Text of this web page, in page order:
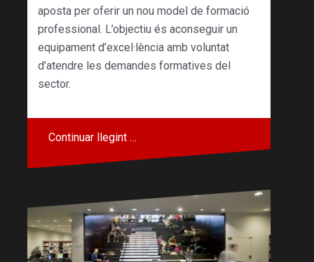
aposta per oferir un nou model de formació
professional. L’objectiu és aconseguir un
equipament d’excel·lència amb voluntat
d’atendre les demandes formatives del
sector.
Continuar llegint …